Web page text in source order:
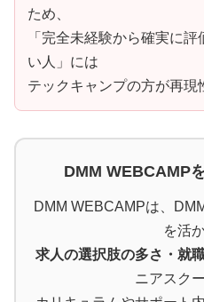
ため、
「完全未経験から確実に
い人」には
テックキャンプの方が再現
DMM WEBCAMP
DMM WEBCAMPは、
を活
求人の選択肢の多さ・就
ニアスク